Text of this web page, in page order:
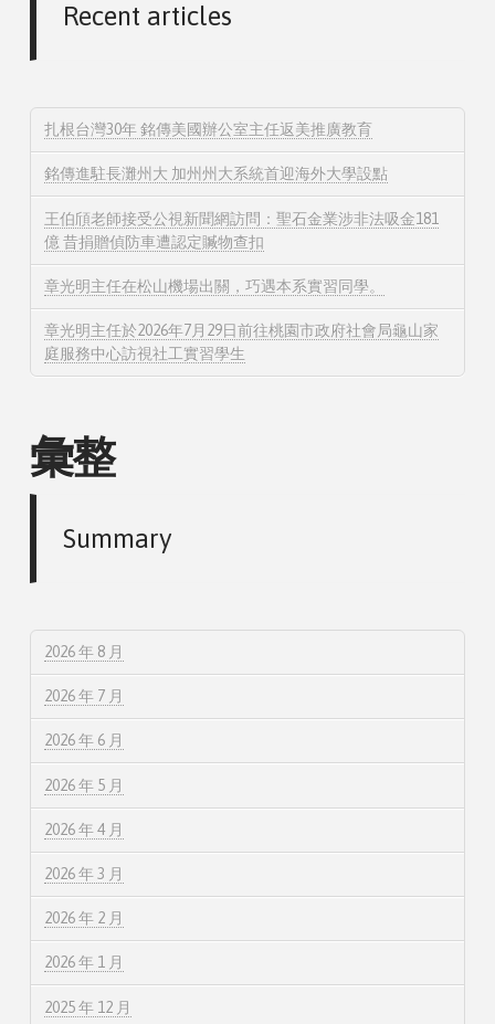
Recent articles
扎根台灣30年 銘傳美國辦公室主任返美推廣教育
銘傳進駐長灘州大 加州州大系統首迎海外大學設點
王伯頎老師接受公視新聞網訪問：聖石金業涉非法吸金181
億 昔捐贈偵防車遭認定贓物查扣
章光明主任在松山機場出關，巧遇本系實習同學。
章光明主任於2026年7月29日前往桃園市政府社會局龜山家
庭服務中心訪視社工實習學生
彙整
Summary
2026 年 8 月
2026 年 7 月
2026 年 6 月
2026 年 5 月
2026 年 4 月
2026 年 3 月
2026 年 2 月
2026 年 1 月
2025 年 12 月